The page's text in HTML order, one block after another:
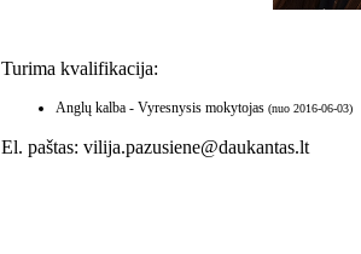
Turima kvalifikacija:
Anglų kalba - Vyresnysis mokytojas (nuo 2016-06-03)
El. paštas: vilija.pazusiene@daukantas.lt